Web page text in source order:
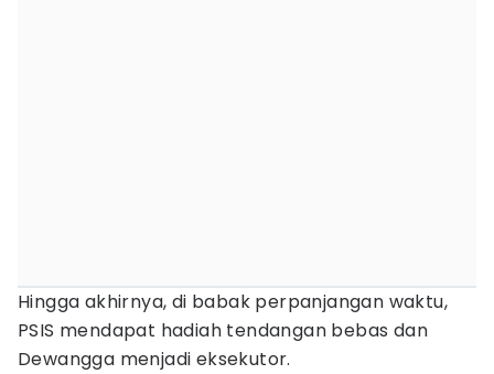
Hingga akhirnya, di babak perpanjangan waktu,
PSIS mendapat hadiah tendangan bebas dan
Dewangga menjadi eksekutor.